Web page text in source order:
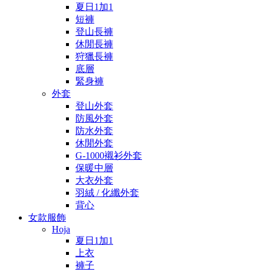
夏日1加1
短褲
登山長褲
休閒長褲
狩獵長褲
底層
緊身褲
外套
登山外套
防風外套
防水外套
休閒外套
G-1000襯衫外套
保暖中層
大衣外套
羽絨 / 化纖外套
背心
女款服飾
Hoja
夏日1加1
上衣
褲子